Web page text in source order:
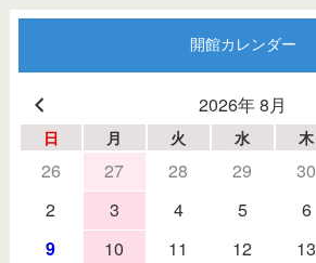
開館カレンダー
2026年 8月
日 月 火 水 木
26 27 28 29 30
2
3 4 5 6
9
10 11 12 13